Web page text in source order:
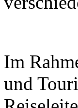
Im
und